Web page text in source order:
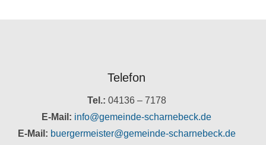
Telefon
Tel.: 04136 – 7178
E-Mail: info@gemeinde-scharnebeck.de
E-Mail: buergermeister@gemeinde-scharnebeck.de